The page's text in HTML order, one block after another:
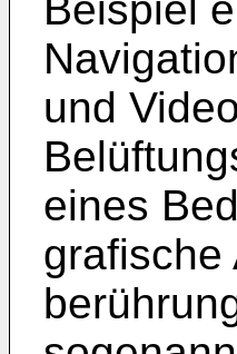
und
eines
grafische